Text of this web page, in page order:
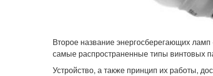
Второе название энергосберегающих
самые распространенные типы винтовых
Устройство, а также принцип их работы,